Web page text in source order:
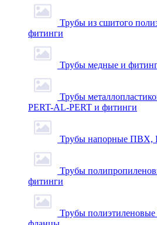
Трубы из сшитого
фитинги
Трубы медные и
Трубы
PERT-AL-PERT и фитинги
Трубы напорные ПВХ,
Трубы
фитинги
Трубы